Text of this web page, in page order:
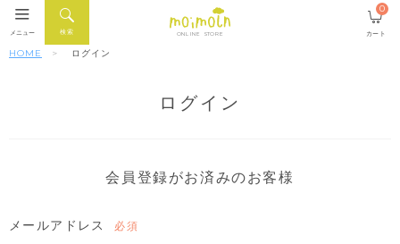
ONLINE STORE
検索
メニュー カート
0
HOME ログイン
ログイン
会員登録がお済みのお客様
メールアドレス